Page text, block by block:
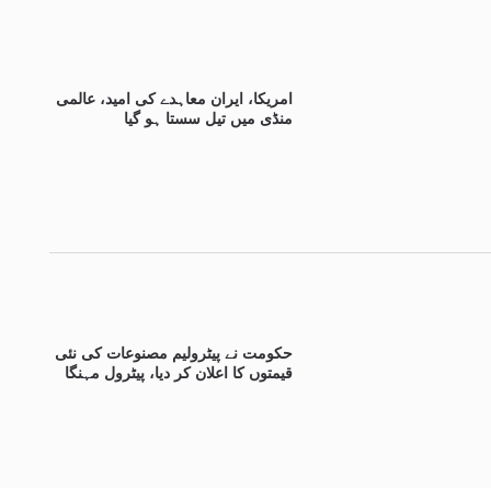
امریکا، ایران معاہدے کی امید، عالمی
منڈی میں تیل سستا ہو گیا
حکومت نے پیٹرولیم مصنوعات کی نئی
قیمتوں کا اعلان کر دیا، پیٹرول مہنگا